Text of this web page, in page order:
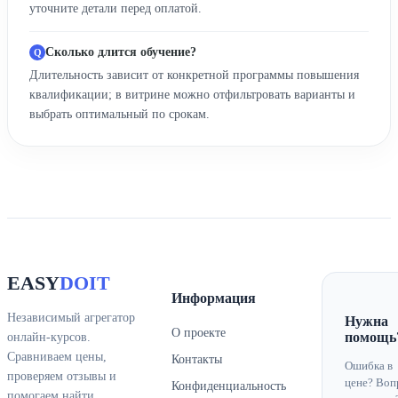
уточните детали перед оплатой.
Сколько длится обучение?
Длительность зависит от конкретной программы повышения
квалификации; в витрине можно отфильтровать варианты и
выбрать оптимальный по срокам.
EASYDOIT
Независимый агрегатор
онлайн-курсов.
Сравниваем цены,
проверяем отзывы и
Информация
О проекте
Контакты
Конфиденциальность
Нужна
Ошибка в
цене?